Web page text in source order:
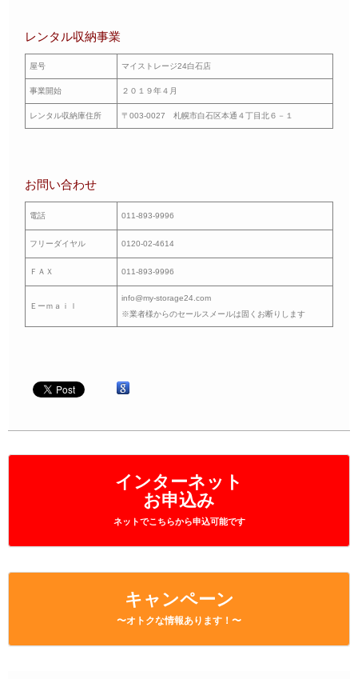
インターネット
お申込み
ネットでこちらから申込可能です
キャンペーン
〜オトクな情報あります！〜
レンタル収納事業
屋号 マイストレージ24白石店
事業開始 ２０１９年４月
レンタル収納庫住所 〒003-0027 札幌市白石区本通４丁目北６－１
お問い合わせ
電話 011-893-9996
フリーダイヤル 0120-02-4614
ＦＡＸ 011-893-9996
Ｅーｍａｉｌ
info@my-storage24.com
※業者様からのセールスメールは固くお断りします